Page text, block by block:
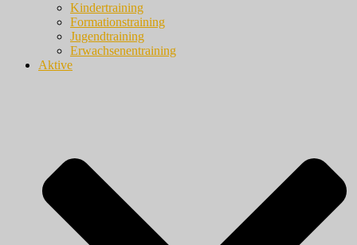
Kindertraining
Formationstraining
Jugendtraining
Erwachsenentraining
Aktive